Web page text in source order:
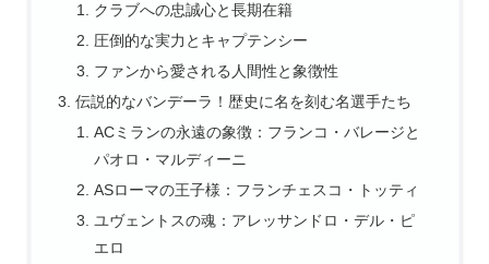
クラブへの忠誠心と長期在籍
圧倒的な実力とキャプテンシー
ファンから愛される人間性と象徴性
伝説的なバンデーラ！歴史に名を刻む名選手たち
ACミランの永遠の象徴：フランコ・バレージと
パオロ・マルディーニ
ASローマの王子様：フランチェスコ・トッティ
ユヴェントスの魂：アレッサンドロ・デル・ピ
エロ